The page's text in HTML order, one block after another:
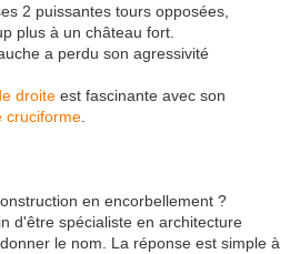
2 puissantes tours opposées,
plus à un château fort.
a perdu son agressivité
droite est fascinante avec son
cruciforme
en encorbellement ?
d'être spécialiste en architecture
le nom. La réponse est simple à